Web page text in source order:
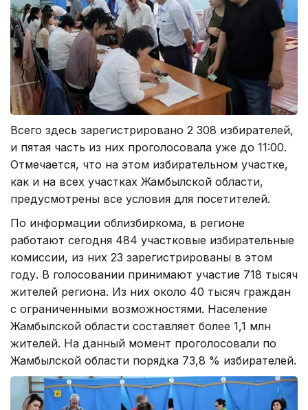
Всего здесь зарегистрировано 2 308 избирателей,
и пятая часть из них проголосовала уже до 11:00.
Отмечается, что на этом избирательном участке,
как и на всех участках Жамбылской области,
предусмотрены все условия для посетителей.
По информации облизбиркома, в регионе
работают сегодня 484 участковые избирательные
комиссии, из них 23 зарегистрированы в этом
году. В голосовании принимают участие 718 тысяч
жителей региона. Из них около 40 тысяч граждан
с ограниченными возможностями. Население
Жамбылской области составляет более 1,1 млн
жителей. На данный момент проголосовали по
Жамбылской области порядка 73,8 % избирателей.